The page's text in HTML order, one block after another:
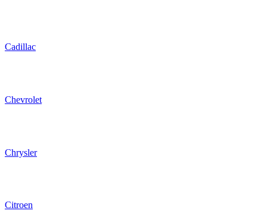
Cadillac
Chevrolet
Chrysler
Citroen